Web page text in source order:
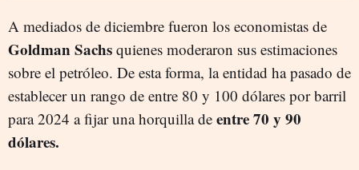
A mediados de diciembre fueron los economistas de
Goldman Sachs quienes moderaron sus estimaciones
sobre el petróleo. De esta forma, la entidad ha pasado de
establecer un rango de entre 80 y 100 dólares por barril
para 2024 a fijar una horquilla de entre 70 y 90
dólares.